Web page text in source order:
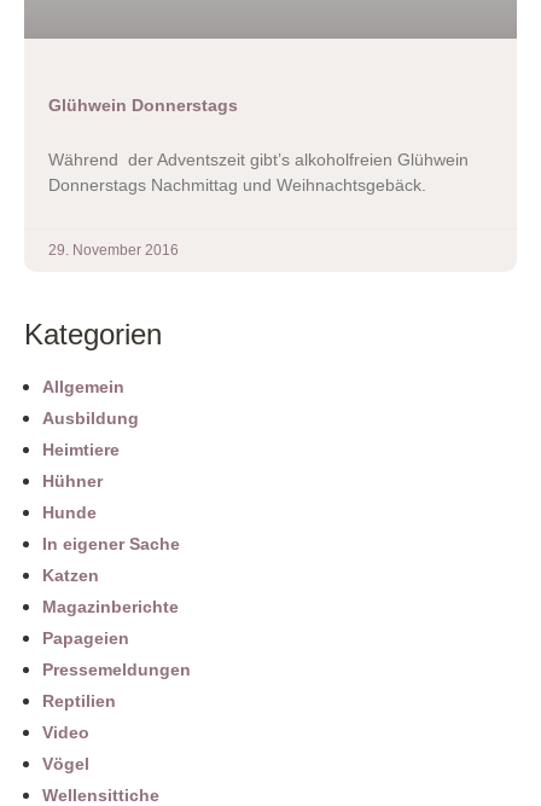
Glühwein Donnerstags
Während der Adventszeit gibt’s alkoholfreien Glühwein
Donnerstags Nachmittag und Weihnachtsgebäck.
29. November 2016
Kategorien
Allgemein
Ausbildung
Heimtiere
Hühner
Hunde
In eigener Sache
Katzen
Magazinberichte
Papageien
Pressemeldungen
Reptilien
Video
Vögel
Wellensittiche